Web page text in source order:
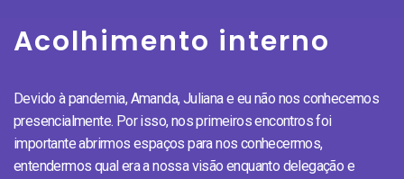
Acolhimento interno
Devido à pandemia, Amanda, Juliana e eu não nos conhecemos
presencialmente. Por isso, nos primeiros encontros foi
importante abrirmos espaços para nos conhecermos,
entendermos qual era a nossa visão enquanto delegação e